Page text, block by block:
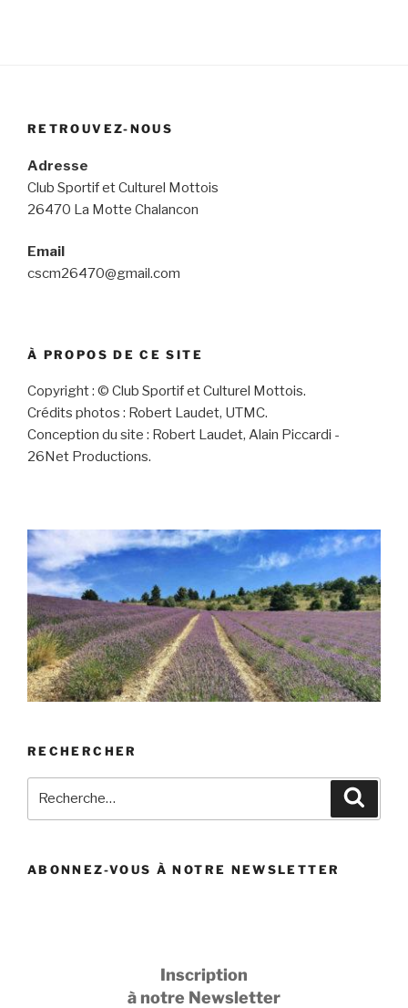
RETROUVEZ-NOUS
Adresse
Club Sportif et Culturel Mottois
26470 La Motte Chalancon
Email
cscm26470@gmail.com
À PROPOS DE CE SITE
Copyright : © Club Sportif et Culturel Mottois.
Crédits photos : Robert Laudet, UTMC.
Conception du site : Robert Laudet, Alain Piccardi -
26Net Productions.
RECHERCHER
ABONNEZ-VOUS À NOTRE NEWSLETTER
Inscription
à notre Newsletter